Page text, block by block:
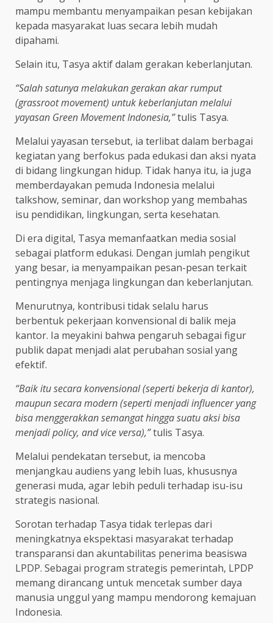
mampu membantu menyampaikan pesan kebijakan
kepada masyarakat luas secara lebih mudah
dipahami.
Selain itu, Tasya aktif dalam gerakan keberlanjutan.
“Salah satunya melakukan gerakan akar rumput
(grassroot movement) untuk keberlanjutan melalui
yayasan Green Movement Indonesia,”tulis Tasya.
Melalui yayasan tersebut, ia terlibat dalam berbagai
kegiatan yang berfokus pada edukasi dan aksi nyata
di bidang lingkungan hidup. Tidak hanya itu, ia juga
memberdayakan pemuda Indonesia melalui
talkshow, seminar, dan workshop yang membahas
isu pendidikan, lingkungan, serta kesehatan.
Di era digital, Tasya memanfaatkan media sosial
sebagai platform edukasi. Dengan jumlah pengikut
yang besar, ia menyampaikan pesan-pesan terkait
pentingnya menjaga lingkungan dan keberlanjutan.
Menurutnya, kontribusi tidak selalu harus
berbentuk pekerjaan konvensional di balik meja
kantor. Ia meyakini bahwa pengaruh sebagai figur
publik dapat menjadi alat perubahan sosial yang
efektif.
“Baik itu secara konvensional (seperti bekerja di kantor),
maupun secara modern (seperti menjadi influencer yang
bisa menggerakkan semangat hingga suatu aksi bisa
menjadi policy, and vice versa),”tulis Tasya.
Melalui pendekatan tersebut, ia mencoba
menjangkau audiens yang lebih luas, khususnya
generasi muda, agar lebih peduli terhadap isu-isu
strategis nasional.
Sorotan terhadap Tasya tidak terlepas dari
meningkatnya ekspektasi masyarakat terhadap
transparansi dan akuntabilitas penerima beasiswa
LPDP. Sebagai program strategis pemerintah, LPDP
memang dirancang untuk mencetak sumber daya
manusia unggul yang mampu mendorong kemajuan
Indonesia.